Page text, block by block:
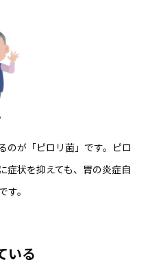
のが「ピロリ菌」です。ピロ
症状を抑えても、胃の炎症自
。
いる